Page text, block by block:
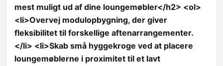
mest muligt ud af dine loungemøbler</h2> <ol>
<li>Overvej modulopbygning, der giver
fleksibilitet til forskellige aftenarrangementer.
</li> <li>Skab små hyggekroge ved at placere
loungemøblerne i proximitet til et lavt